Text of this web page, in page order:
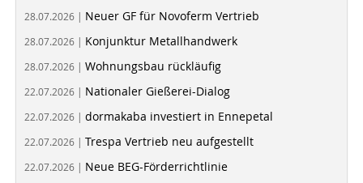
28.07.2026 | Neuer GF für Novoferm Vertrieb
28.07.2026 | Konjunktur Metallhandwerk
28.07.2026 | Wohnungsbau rückläufig
22.07.2026 | Nationaler Gießerei-Dialog
22.07.2026 | dormakaba investiert in Ennepetal
22.07.2026 | Trespa Vertrieb neu aufgestellt
22.07.2026 | Neue BEG-Förderrichtlinie